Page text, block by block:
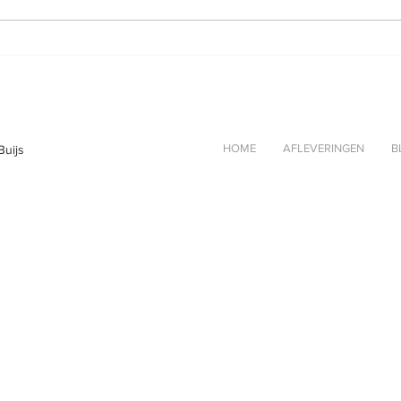
HOME AFLEVERINGEN